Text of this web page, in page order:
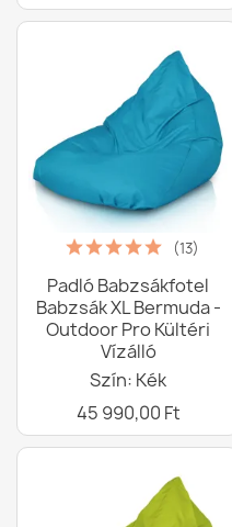
(13)
Padló Babzsákfotel
Babzsák XL Bermuda -
Outdoor Pro Kültéri
Vízálló
Szín: Kék
45 990,00 Ft